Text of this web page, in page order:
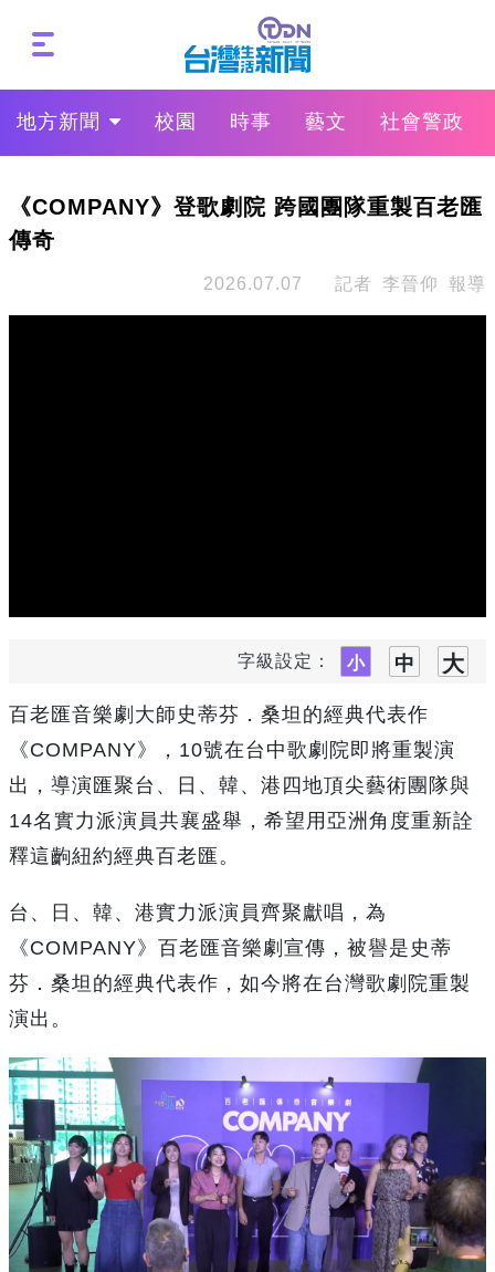
地方新聞 校園 時事 藝文 社會警政
《COMPANY》登歌劇院 跨國團隊重製百老匯
傳奇
2026.07.07 記者 李晉仰 報導
字級設定：
百老匯音樂劇大師史蒂芬．桑坦的經典代表作
《COMPANY》，10號在台中歌劇院即將重製演
出，導演匯聚台、日、韓、港四地頂尖藝術團隊與
14名實力派演員共襄盛舉，希望用亞洲角度重新詮
釋這齣紐約經典百老匯。
台、日、韓、港實力派演員齊聚獻唱，為
《COMPANY》百老匯音樂劇宣傳，被譽是史蒂
芬．桑坦的經典代表作，如今將在台灣歌劇院重製
演出。